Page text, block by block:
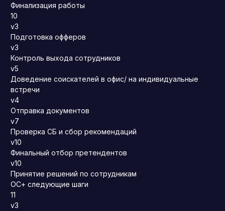
Финализация работы
10
v3
Подготовка офферов
v3
Контроль выхода сотрудников
v5
Доведение соискателей в офис/ на индивидуальные
встречи
v4
Отправка документов
v7
Проверка СБ и сбор рекомендаций
v10
Финальный отбор претендентов
v10
Принятие решений по сотрудникам
ОС+ следующие шаги
11
v3